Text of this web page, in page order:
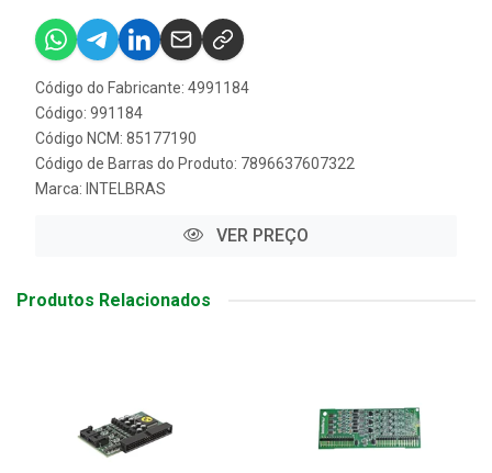
Código do Fabricante: 4991184
Código: 991184
Código NCM: 85177190
Código de Barras do Produto: 7896637607322
Marca: INTELBRAS
VER PREÇO
Produtos Relacionados